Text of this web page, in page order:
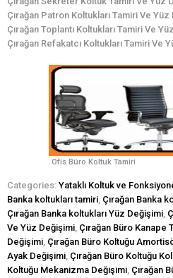
Çırağan Patron Koltukları Tamiri Ve
Çırağan Toplantı Koltukları Tamiri Ve
Çırağan Refakatcı Koltukları Tamiri Ve
Ofis Büro Koltuk Tamiri
Categories: Yataklı Koltuk ve
Banka koltukları tamiri, Çırağan Banka
Çırağan Banka koltukları Yüz Değişimi,
Ve Yüz Değişimi, Çırağan Büro Kanape
Değişimi, Çırağan Büro Koltuğu
Ayak Değişimi, Çırağan Büro Koltuğu
Koltuğu Mekanizma Değişimi, Çırağan